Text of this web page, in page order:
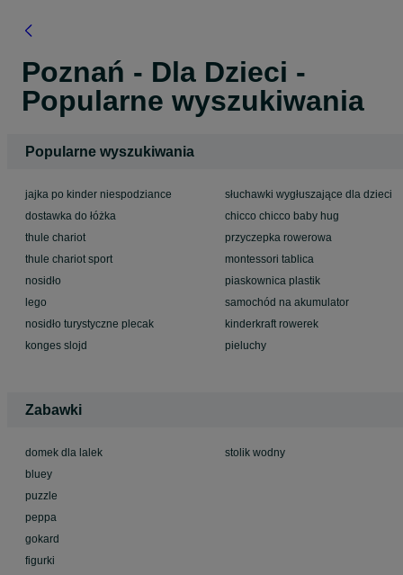
Poznań - Dla Dzieci -
Popularne wyszukiwania
Popularne wyszukiwania
jajka po kinder niespodziance
dostawka do łóżka
thule chariot
thule chariot sport
nosidło
lego
nosidło turystyczne plecak
konges slojd
słuchawki wygłuszające dla dzieci
chicco chicco baby hug
przyczepka rowerowa
montessori tablica
piaskownica plastik
samochód na akumulator
kinderkraft rowerek
pieluchy
Zabawki
domek dla lalek
bluey
puzzle
peppa
gokard
figurki
stolik wodny